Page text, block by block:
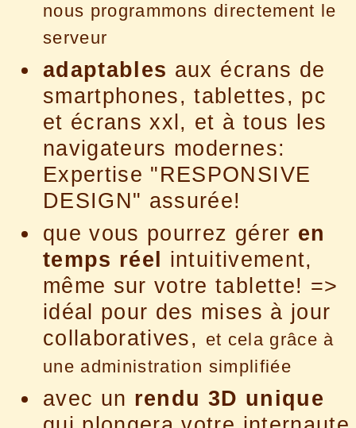
nous programmons directement le
serveur
adaptables aux écrans de
smartphones, tablettes, pc
et écrans xxl, et à tous les
navigateurs modernes:
Expertise "RESPONSIVE
DESIGN" assurée!
que vous pourrez gérer en
temps réel
intuitivement,
même sur votre tablette! =>
idéal pour des mises à jour
collaboratives, et cela grâce à
une administration simplifiée
avec un rendu 3D unique